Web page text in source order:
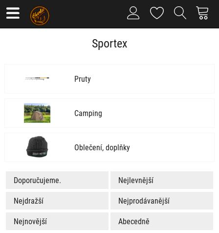
Sportex
Pruty
Camping
Oblečení, doplňky
Doporučujeme.
Nejlevnější
Nejdražší
Nejprodávanější
Nejnovější
Abecedně